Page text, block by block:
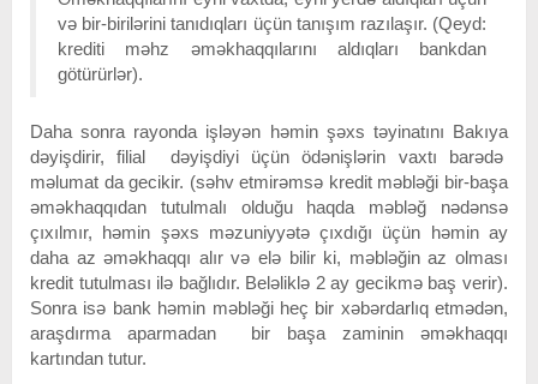
və bir-birilərini tanıdıqları üçün tanışım razılaşır. (Qeyd:
krediti məhz əməkhaqqılarını aldıqları bankdan
götürürlər).
Daha sonra rayonda işləyən həmin şəxs təyinatını Bakıya
dəyişdirir, filial dəyişdiyi üçün ödənişlərin vaxtı barədə
məlumat da gecikir. (səhv etmirəmsə kredit məbləği bir-başa
əməkhaqqıdan tutulmalı olduğu haqda məbləğ nədənsə
çıxılmır, həmin şəxs məzuniyyətə çıxdığı üçün həmin ay
daha az əməkhaqqı alır və elə bilir ki, məbləğin az olması
kredit tutulması ilə bağlıdır. Beləliklə 2 ay gecikmə baş verir).
Sonra isə bank həmin məbləği heç bir xəbərdarlıq etmədən,
araşdırma aparmadan bir başa zaminin əməkhaqqı
kartından tutur.